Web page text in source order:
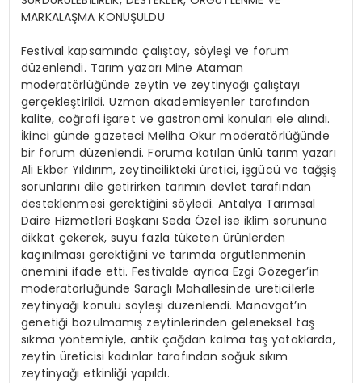
MARKALAŞMA KONUŞULDU
Festival kapsamında çalıştay, söyleşi ve forum
düzenlendi. Tarım yazarı Mine Ataman
moderatörlüğünde zeytin ve zeytinyağı çalıştayı
gerçekleştirildi. Uzman akademisyenler tarafından
kalite, coğrafi işaret ve gastronomi konuları ele alındı.
İkinci günde gazeteci Meliha Okur moderatörlüğünde
bir forum düzenlendi. Foruma katılan ünlü tarım yazarı
Ali Ekber Yıldırım, zeytincilikteki üretici, işgücü ve tağşiş
sorunlarını dile getirirken tarımın devlet tarafından
desteklenmesi gerektiğini söyledi. Antalya Tarımsal
Daire Hizmetleri Başkanı Seda Özel ise iklim sorununa
dikkat çekerek, suyu fazla tüketen ürünlerden
kaçınılması gerektiğini ve tarımda örgütlenmenin
önemini ifade etti. Festivalde ayrıca Ezgi Gözeger’in
moderatörlüğünde Saraçlı Mahallesinde üreticilerle
zeytinyağı konulu söyleşi düzenlendi. Manavgat’ın
genetiği bozulmamış zeytinlerinden geleneksel taş
sıkma yöntemiyle, antik çağdan kalma taş yataklarda,
zeytin üreticisi kadınlar tarafından soğuk sıkım
zeytinyağı etkinliği yapıldı.